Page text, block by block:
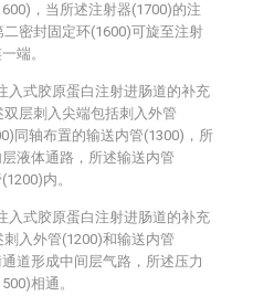
，当所述注射器(1700)的注
密封固定环(1600)可旋至注射
端。
入式胶原蛋白注射进肠道的补充
层刺入尖端包括刺入外管
同轴布置的输送内管(1300)，所
液体通路，所述输送内管
内。
入式胶原蛋白注射进肠道的补充
入外管(1200)和输送内管
道形成中间层气路，所述压力
相通。